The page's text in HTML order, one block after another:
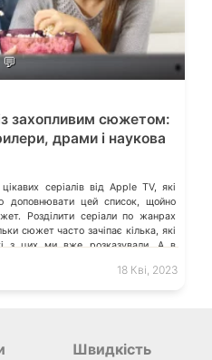
💬
захопливим сюжетом:
драми і наукова
серіалів від Apple TV, які
доповнювати цей список, щойно
Розділити серіали по жанрах
сюжет часто зачіпає кілька, які
з цих ми вже розказували. А в
які вразили Вас, і […]
18 Кві, 2023
Швидкість